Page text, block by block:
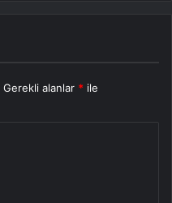
Gerekli alanlar * ile